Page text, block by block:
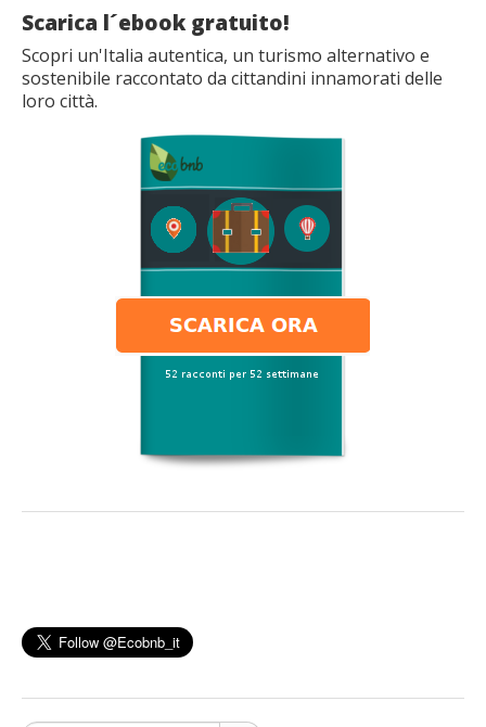
Scarica l´ebook gratuito!
Scopri un'Italia autentica, un turismo alternativo e
sostenibile raccontato da cittandini innamorati delle
loro città.